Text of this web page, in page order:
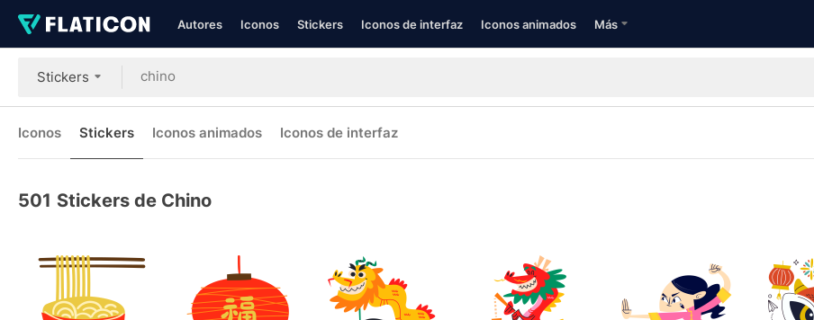
Autores Iconos Stickers Iconos de interfaz Iconos animados Más
Stickers
Iconos Stickers Iconos animados Iconos de interfaz
501 Stickers de Chino